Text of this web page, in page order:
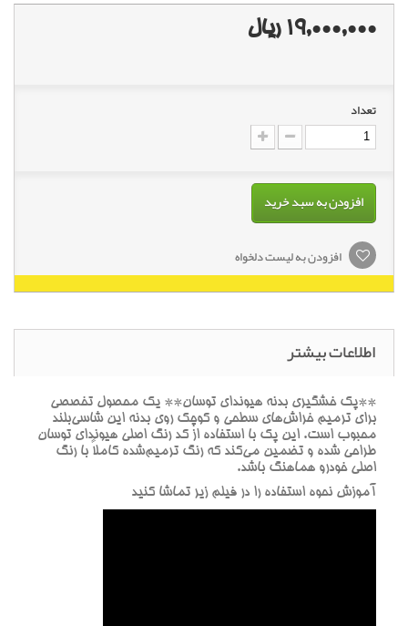
19,000,000 ریال
تعداد
افزودن به سبد خرید
افزودن به لیست دلخواه
اطلاعات بیشتر
**پک خشگيري بدنه هيونداي توسان** يک محصول تخصصي
براي ترميم خراش‌هاي سطحي و کوچک روي بدنه اين شاسي‌بلند
محبوب است. اين پک با استفاده از کد رنگ اصلي هيونداي توسان
طراحي شده و تضمين مي‌کند که رنگ ترميم‌شده کاملاً با رنگ
اصلي خودرو هماهنگ باشد.
آموزش نحوه استفاده را در فيلم زير تماشا کنيد